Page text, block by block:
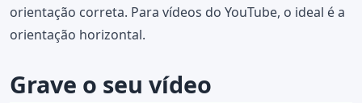
orientação correta. Para vídeos do YouTube, o ideal é a
orientação horizontal.
Grave o seu vídeo